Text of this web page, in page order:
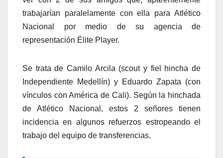
trabajarían paralelamente con ella para Atlético
Nacional por medio de su agencia de
representación Élite Player.
Se trata de Camilo Arcila (scout y fiel hincha de
Independiente Medellín) y Eduardo Zapata (con
vínculos con América de Cali). Según la hinchada
de Atlético Nacional, estos 2 señores tienen
incidencia en algunos refuerzos estropeando el
trabajo del equipo de transferencias.